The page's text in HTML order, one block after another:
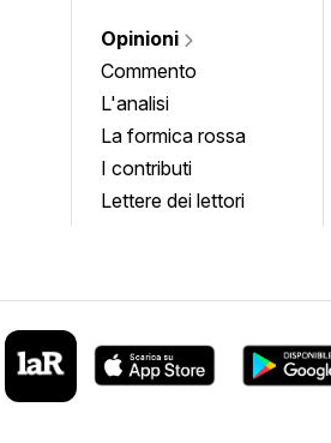
Opinioni
Commento
L'analisi
La formica rossa
I contributi
Lettere dei lettori